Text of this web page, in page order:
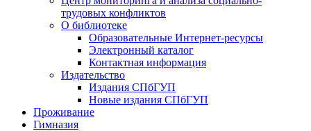
трудовых конфликтов
О библиотеке
Образовательные Интернет-ресурсы
Электронный каталог
Контактная информация
Издательство
Издания СПбГУП
Новые издания СПбГУП
Проживание
Гимназия